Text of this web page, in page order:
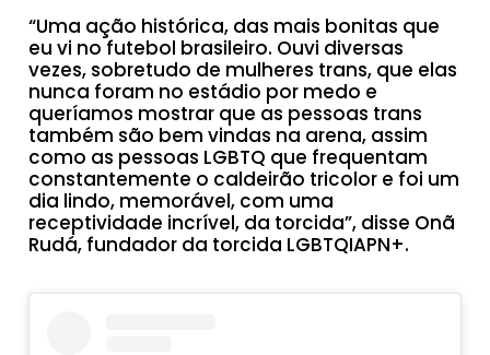
“Uma ação histórica, das mais bonitas que
eu vi no futebol brasileiro. Ouvi diversas
vezes, sobretudo de mulheres trans, que elas
nunca foram no estádio por medo e
queríamos mostrar que as pessoas trans
também são bem vindas na arena, assim
como as pessoas LGBTQ que frequentam
constantemente o caldeirão tricolor e foi um
dia lindo, memorável, com uma
receptividade incrível, da torcida”, disse Onã
Rudá, fundador da torcida LGBTQIAPN+.